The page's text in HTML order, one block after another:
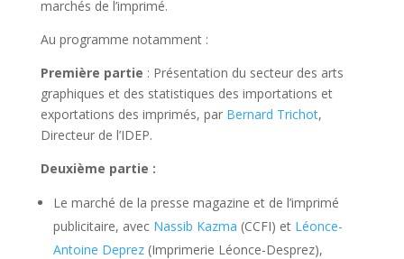
marchés de l’imprimé.
Au programme notamment :
Première partie : Présentation du secteur des arts
graphiques et des statistiques des importations et
exportations des imprimés, par Bernard Trichot,
Directeur de l’IDEP.
Deuxième partie :
Le marché de la presse magazine et de l’imprimé
publicitaire, avec Nassib Kazma (CCFI) et Léonce-
Antoine Deprez(Imprimerie Léonce-Desprez),